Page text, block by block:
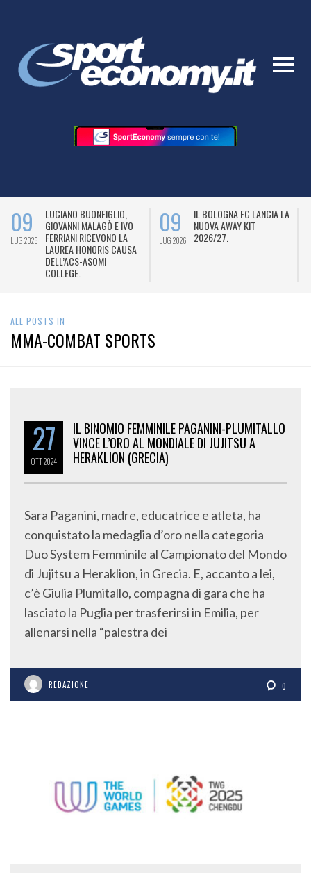
09
LUG 2026
LUCIANO BUONFIGLIO,
GIOVANNI MALAGÒ E IVO
FERRIANI RICEVONO LA
LAUREA HONORIS CAUSA
DELL’ACS-ASOMI
COLLEGE.
09
LUG 2026
IL BOLOGNA FC LANCIA LA
NUOVA AWAY KIT
2026/27.
ALL POSTS IN
MMA-COMBAT SPORTS
27
OTT2024
IL BINOMIO FEMMINILE PAGANINI-PLUMITALLO
VINCE L’ORO AL MONDIALE DI JUJITSU A
HERAKLION (GRECIA)
Sara Paganini, madre, educatrice e atleta, ha
conquistato la medaglia d’oro nella categoria
Duo System Femminile al Campionato del Mondo
di Jujitsu a Heraklion, in Grecia. E, accanto a lei,
c’è Giulia Plumitallo, compagna di gara che ha
lasciato la Puglia per trasferirsi in Emilia, per
allenarsi nella “palestra dei
REDAZIONE 0